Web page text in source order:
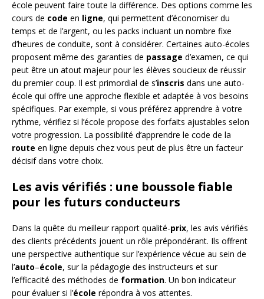
école peuvent faire toute la différence. Des options comme les
cours de code en ligne, qui permettent d’économiser du
temps et de l’argent, ou les packs incluant un nombre fixe
d’heures de conduite, sont à considérer. Certaines auto-écoles
proposent même des garanties de passage d’examen, ce qui
peut être un atout majeur pour les élèves soucieux de réussir
du premier coup. Il est primordial de s’inscris dans une auto-
école qui offre une approche flexible et adaptée à vos besoins
spécifiques. Par exemple, si vous préférez apprendre à votre
rythme, vérifiez si l’école propose des forfaits ajustables selon
votre progression. La possibilité d’apprendre le code de la
route en ligne depuis chez vous peut de plus être un facteur
décisif dans votre choix.
Les avis vérifiés : une boussole fiable
pour les futurs conducteurs
Dans la quête du meilleur rapport qualité-prix, les avis vérifiés
des clients précédents jouent un rôle prépondérant. Ils offrent
une perspective authentique sur l’expérience vécue au sein de
l’auto–école, sur la pédagogie des instructeurs et sur
l’efficacité des méthodes de formation. Un bon indicateur
pour évaluer si l’école répondra à vos attentes.